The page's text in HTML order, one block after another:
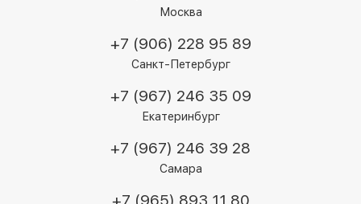
Москва
+7 (906) 228 95 89
Санкт-Петербург
+7 (967) 246 35 09
Екатеринбург
+7 (967) 246 39 28
Самара